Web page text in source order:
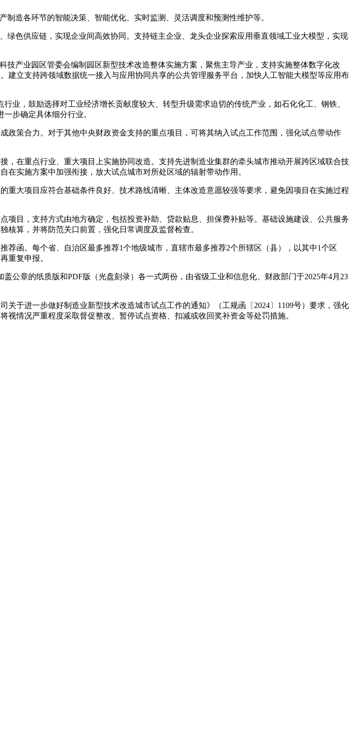
造各环节的智能决策、智能优化、实时监测、灵活调度和预测性维护等。
色供应链，实现企业间高效协同。支持链主企业、龙头企业探索应用垂直领域工业大模型，实现
产业园区管委会编制园区新型技术改造整体实施方案，聚焦主导产业，支持实施整体数字化改
立支持跨领域数据统一接入与应用协同共享的公共管理服务平台，加快人工智能大模型等应用布
，鼓励选择对工业经济增长贡献度较大、转型升级需求迫切的传统产业，如石化化工、钢铁、
步确定具体细分行业。
策合力。对于其他中央财政资金支持的重点项目，可将其纳入试点工作范围，强化试点带动作
在重点行业、重大项目上实施协同改造。支持先进制造业集群的牵头城市推动开展跨区域联合技
实施方案中加强衔接，放大试点城市对所处区域的辐射带动作用。
大项目应符合基础条件良好、技术路线清晰、主体改造意愿较强等要求，避免因项目在实施过程
目，支持方式由地方确定，包括投资补助、贷款贴息、担保费补贴等。基础设施建设、公共服务
算，并将防范关口前置，强化日常调度及监督检查。
函。每个省、自治区最多推荐1个地级城市，直辖市最多推荐2个所辖区（县），以其中1个区
重复申报。
章的纸质版和PDF版（光盘刻录）各一式两份，由省级工业和信息化、财政部门于2025年4月23
进一步做好制造业新型技术改造城市试点工作的通知》（工规函〔2024〕1109号）要求，强化
情况严重程度采取督促整改、暂停试点资格、扣减或收回奖补资金等处罚措施。